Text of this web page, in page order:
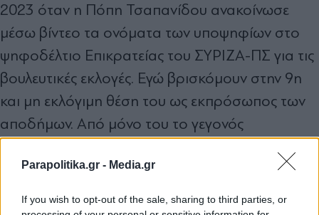
Parapolitika.gr - Media.gr
If you wish to opt-out of the sale, sharing to third parties, or
2023 όταν η Πόπη Τσαπανίδου ανακοίνωσε
μέσω βίντεο τα ονόματα των υποψηφίων στο
ψηφοδέλτιο Επικρατείας του ΣΥΡΙΖΑ-ΠΣ για τις
βουλευτικές εκλογές. Εγώ βρισκόμουν στην 9η
και μη εκλόγιμη θέση του ως εκπρόσωπος των
αποδήμων. Από μόνο του το γεγονός
εκλεγόμουν αρχηγός της αξιωματικής
αντιπολίτευσης, αλλά στο μεταξύ χρειάστηκε να